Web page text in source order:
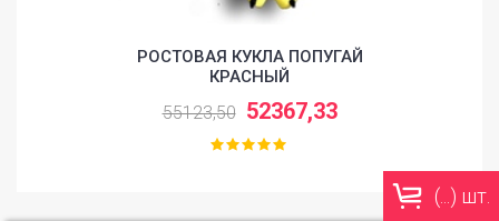
РОСТОВАЯ КУКЛА ПОПУГАЙ
КРАСНЫЙ
55123,50 52367,33
( ) шт.